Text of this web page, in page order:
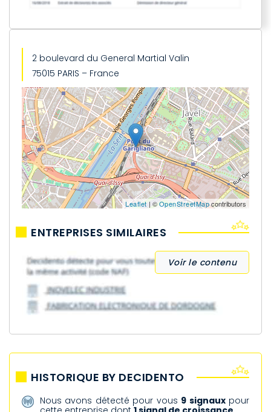
2 boulevard du General Martial Valin
75015 PARIS – France
Leaflet| ©OpenStreetMapcontributors
ENTREPRISES SIMILAIRES
Voir le contenu
HISTORIQUE BY DECIDENTO
Nous avons détecté pour vous 9 signauxpour